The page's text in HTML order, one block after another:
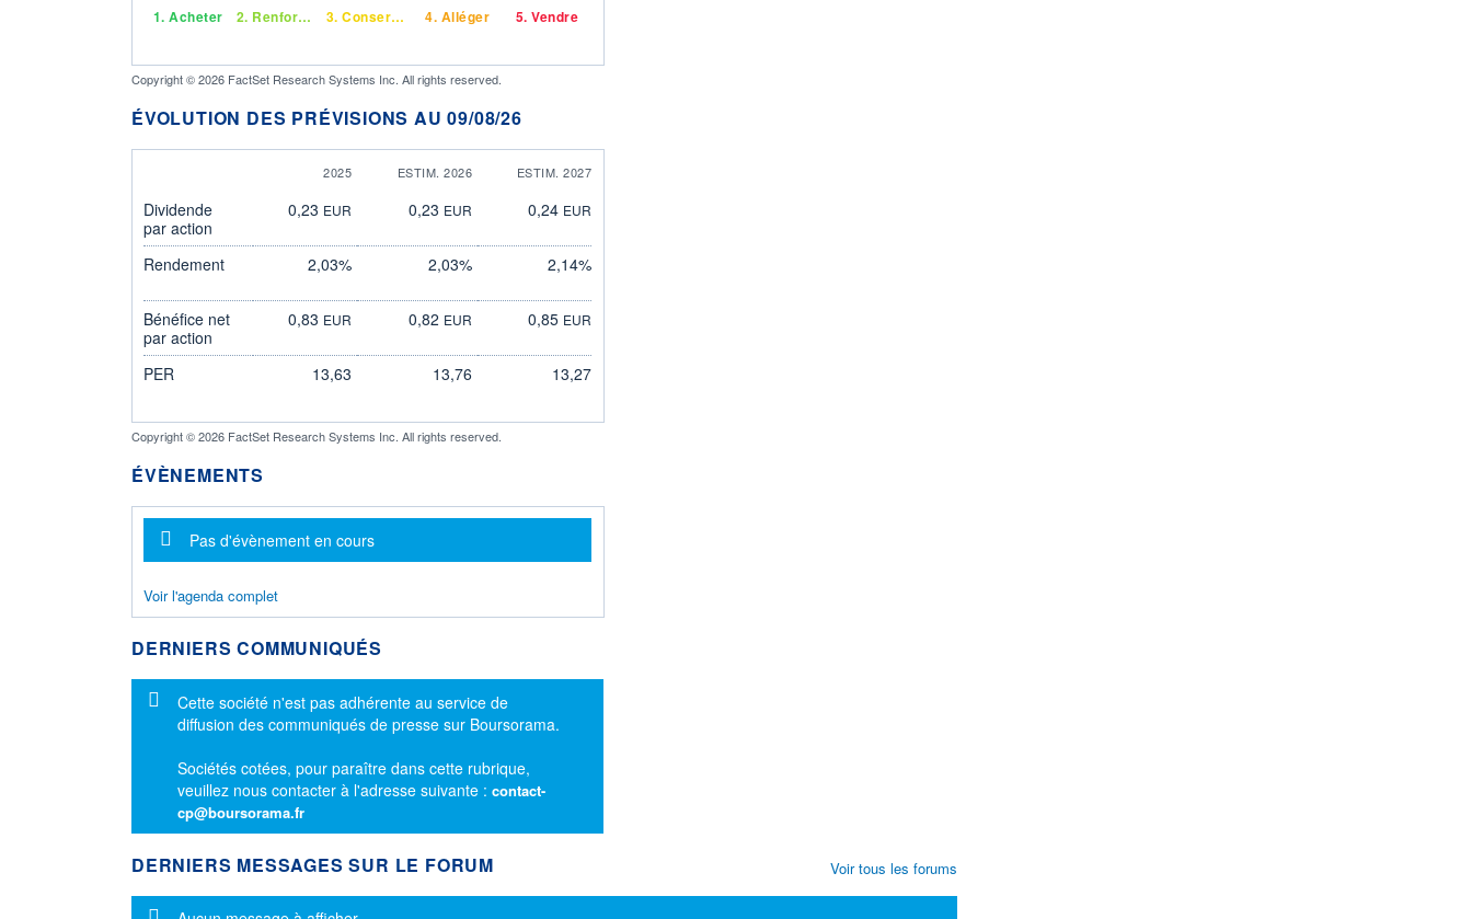
1. Acheter 2. Renforcer 3. Conserver 4. Alléger 5. Vendre
Copyright © 2026 FactSet Research Systems Inc. All rights reserved.
ÉVOLUTION DES PRÉVISIONS AU 09/08/26
2025 ESTIM. 2026 ESTIM. 2027
Dividende
par action
0,23 EUR 0,23 EUR 0,24 EUR
Rendement 2,03% 2,03% 2,14%
Bénéfice net
par action
0,83 EUR 0,82 EUR 0,85 EUR
PER 13,63 13,76 13,27
Copyright © 2026 FactSet Research Systems Inc. All rights reserved.
ÉVÈNEMENTS
Message d'information
Pas d'évènement en cours
Voir l'agenda complet
DERNIERS COMMUNIQUÉS
Message d'information
Cette société n'est pas adhérente au service de
diffusion des communiqués de presse sur Boursorama.
Sociétés cotées, pour paraître dans cette rubrique,
veuillez nous contacter à l'adresse suivante : contact-
cp@boursorama.fr
DERNIERS MESSAGES SUR LE FORUM Voir tous les forums